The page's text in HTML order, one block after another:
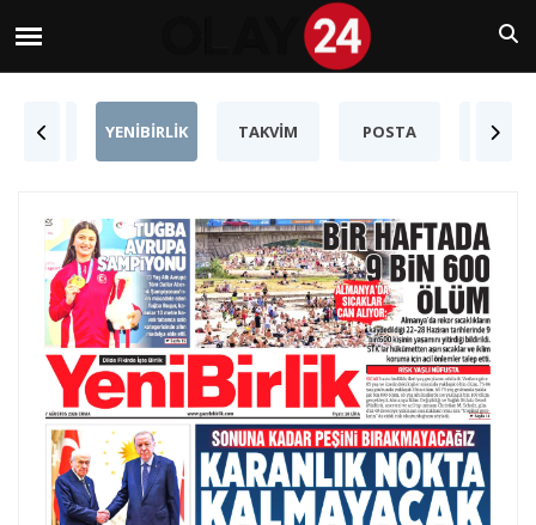
ASYA
YENİBİRLİK TAKVİM POSTA MİLAT